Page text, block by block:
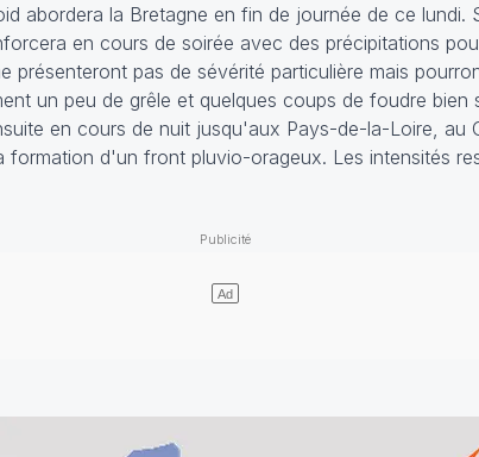
abordera la Bretagne en fin de journée de ce lundi.
en cours de soirée avec des précipitations
présenteront pas de sévérité particulière mais
un peu de grêle et quelques coups de foudre bien
en cours de nuit jusqu'aux Pays-de-la-Loire, au
formation d'un front pluvio-orageux. Les intensités